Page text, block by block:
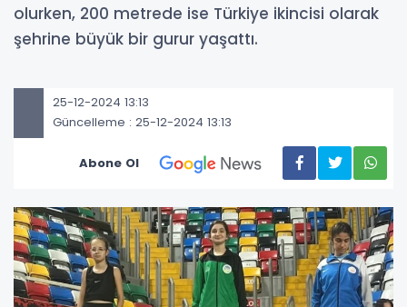
olurken, 200 metrede ise Türkiye ikincisi olarak
şehrine büyük bir gurur yaşattı.
25-12-2024 13:13
Güncelleme : 25-12-2024 13:13
Abone Ol